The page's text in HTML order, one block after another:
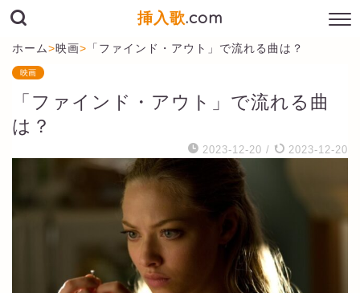
挿入歌.com
ホーム>映画> 「ファインド・アウト」で流れる曲は？
映画
「ファインド・アウト」で流れる曲
は？
2023-12-20 / 2023-12-20